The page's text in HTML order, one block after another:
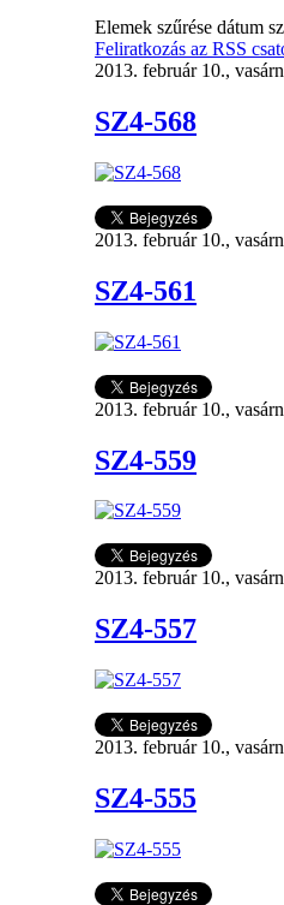
Elemek szűrése dátum
Feliratkozás az RSS
2013. február 10.,
SZ4-568
2013. február 10.,
SZ4-561
2013. február 10.,
SZ4-559
2013. február 10.,
SZ4-557
2013. február 10.,
SZ4-555